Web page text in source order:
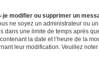
je modifier ou supprimer un
ne soyez un administrateur ou
dans une limite de temps après
contenant la date et l’heure de la
leur modification. Veuillez